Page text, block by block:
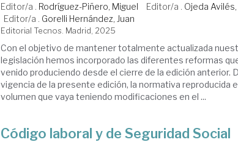
Editor/a . Rodríguez-Piñero, Miguel Editor/a . Ojeda
Editor/a . Gorelli Hernández, Juan
Editorial Tecnos. Madrid, 2025
Con el objetivo de mantener totalmente actualizada
legislación hemos incorporado las diferentes reformas
venido produciendo desde el cierre de la edición anterior.
vigencia de la presente edición, la normativa reproducida
volumen que vaya teniendo modificaciones en el ...
Código laboral y de Seguridad Social